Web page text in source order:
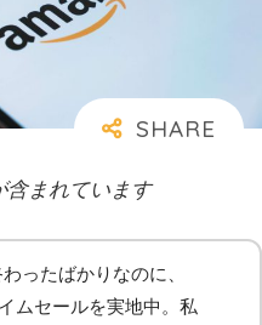
含まれています
ったばかりなのに、
ムセールを実地中。私